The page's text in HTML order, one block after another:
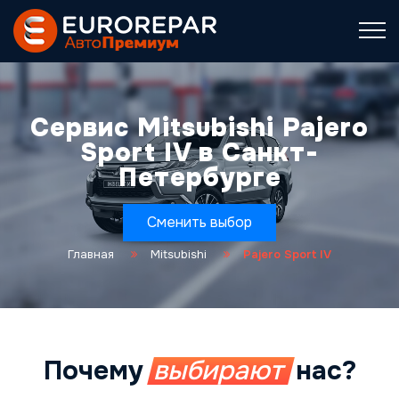
Сервис Mitsubishi Pajero
Sport IV в Санкт-
Петербурге
Сменить выбор
Главная Mitsubishi Pajero Sport IV
Почему выбираютнас?